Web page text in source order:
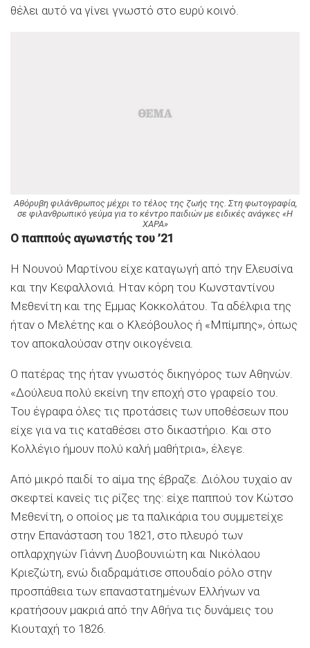
θέλει αυτό να γίνει γνωστό στο ευρύ κοινό.
Αθόρυβη φιλάνθρωπος μέχρι το τέλος της ζωής της. Στη φωτογραφία,
σε φιλανθρωπικό γεύμα για το κέντρο παιδιών με ειδικές ανάγκες «Η
ΧΑΡΑ»
Ο παππούς αγωνιστής του ’21
Η Νουνού Μαρτίνου είχε καταγωγή από την Ελευσίνα
και την Κεφαλλονιά. Ηταν κόρη του Κωνσταντίνου
Μεθενίτη και της Εμμας Κοκκολάτου. Τα αδέλφια της
ήταν ο Μελέτης και ο Κλεόβουλος ή «Μπίμπης», όπως
τον αποκαλούσαν στην οικογένεια.
Ο πατέρας της ήταν γνωστός δικηγόρος των Αθηνών.
«Δούλευα πολύ εκείνη την εποχή στο γραφείο του.
Του έγραφα όλες τις προτάσεις των υποθέσεων που
είχε για να τις καταθέσει στο δικαστήριο. Και στο
Κολλέγιο ήμουν πολύ καλή μαθήτρια», έλεγε.
Από μικρό παιδί το αίμα της έβραζε. Διόλου τυχαίο αν
σκεφτεί κανείς τις ρίζες της: είχε παππού τον Κώτσο
Μεθενίτη, ο οποίος με τα παλικάρια του συμμετείχε
στην Επανάσταση του 1821, στο πλευρό των
οπλαρχηγών Γιάννη Δυοβουνιώτη και Νικόλαου
Κριεζώτη, ενώ διαδραμάτισε σπουδαίο ρόλο στην
προσπάθεια των επαναστατημένων Ελλήνων να
κρατήσουν μακριά από την Αθήνα τις δυνάμεις του
Κιουταχή το 1826.